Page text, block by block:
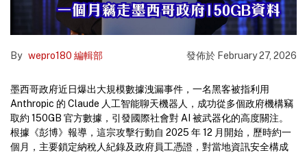
By wepro180 編輯部 發佈於 February 27, 2026
墨西哥政府近日爆出大規模數據洩漏事件，一名黑客被指利用
Anthropic 的 Claude 人工智能聊天機器人，成功從多個政府機構竊
取約 150GB 官方數據，引發國際社會對 AI 被武器化的高度關注。
根據《彭博》報導，這宗攻擊行動自 2025 年 12 月開始，歷時約一
個月，主要鎖定納稅人紀錄及政府員工憑證，對當地資訊安全構成